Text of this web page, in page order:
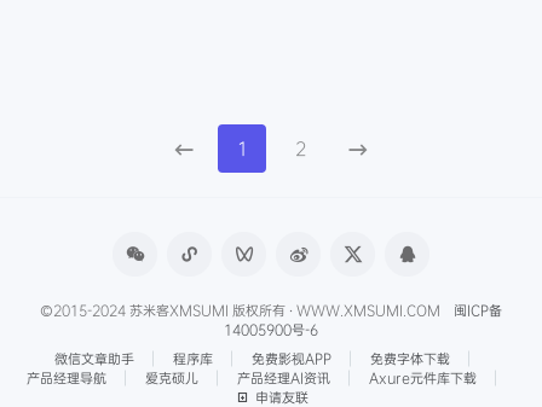
1 2
©2015-2024 苏米客XMSUMI 版权所有 · WWW.XMSUMI.COM 闽ICP备
14005900号-6
微信文章助手
程序库 免费影视APP
免费字体下载
产品经理导航
爱克硕儿 产品经理AI资讯
Axure元件库下载
申请友联